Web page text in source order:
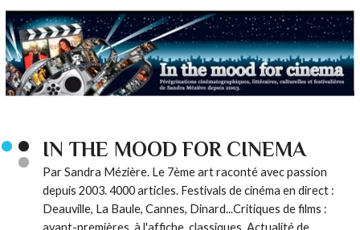
IN THE MOOD FOR CINEMA
Par Sandra Mézière. Le 7ème art raconté avec passion
depuis 2003. 4000 articles. Festivals de cinéma en direct :
Deauville, La Baule, Cannes, Dinard...Critiques de films :